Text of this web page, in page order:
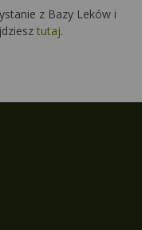
z Bazy Leków i
tutaj.